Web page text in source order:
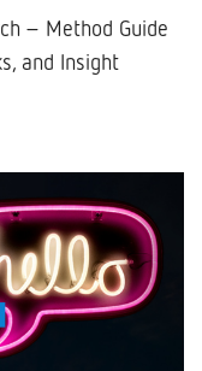
– Method Guide
and Insight